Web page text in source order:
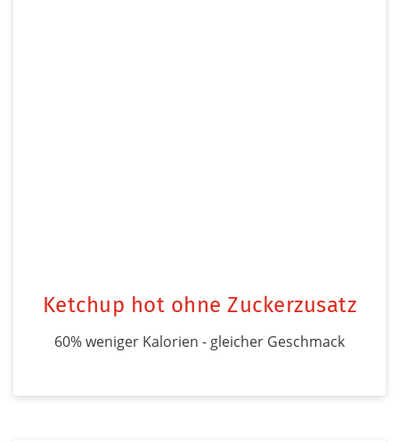
Ketchup hot ohne Zuckerzusatz
60% weniger Kalorien - gleicher Geschmack